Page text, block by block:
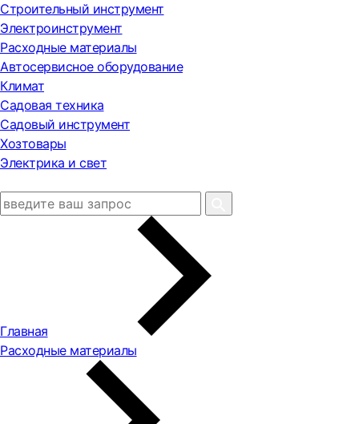
Строительный инструмент
Электроинструмент
Расходные материалы
Автосервисное оборудование
Климат
Садовая техника
Садовый инструмент
Хозтовары
Электрика и свет
Главная
Расходные материалы